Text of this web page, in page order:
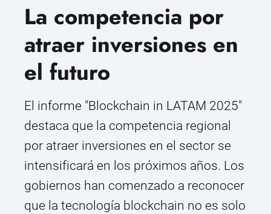
La competencia por
atraer inversiones en
el futuro
El informe "Blockchain in LATAM 2025"
destaca que la competencia regional
por atraer inversiones en el sector se
intensificará en los próximos años. Los
gobiernos han comenzado a reconocer
que la tecnología blockchain no es solo